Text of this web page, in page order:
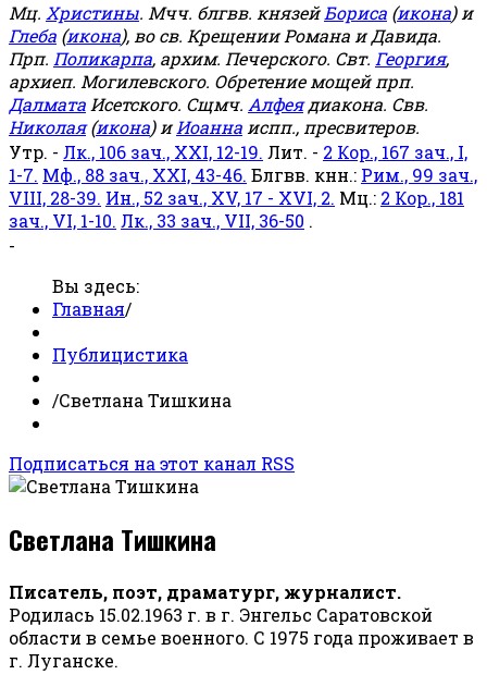
Мц. Христины. Мчч. блгвв. князейБориса (икона) и
Глеба (икона), во св. Крещении Романа и Давида.
Прп. Поликарпа, архим. Печерского. Свт. Георгия,
архиеп. Могилевского. Обретение мощей прп.
Далмата Исетского. Сщмч. Алфеядиакона. Свв.
Николая(икона) иИоанна испп., пресвитеров.
Утр. - Лк., 106 зач., XXI, 12-19. Лит. - 2 Кор., 167 зач., I,
1-7. Мф., 88 зач., XXI, 43-46. Блгвв. кнн.: Рим., 99 зач.,
VIII, 28-39. Ин., 52 зач., XV, 17 - XVI, 2. Мц.: 2 Кор., 181
зач., VI, 1-10. Лк., 33 зач., VII, 36-50 .
-
Вы здесь:
Главная/
Публицистика
/Светлана Тишкина
Подписаться на этот канал RSS
Светлана Тишкина
Писатель, поэт, драматург, журналист.
Родилась 15.02.1963 г. в г. Энгельс Саратовской
области в семье военного. С 1975 года проживает в
г. Луганске.